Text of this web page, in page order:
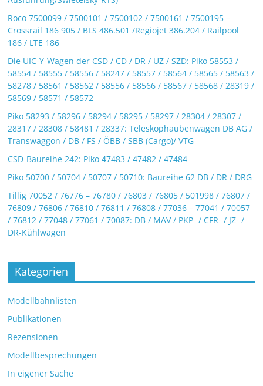
Roco 7500099 / 7500101 / 7500102 / 7500161 / 7500195 –
Crossrail 186 905 / BLS 486.501 /Regiojet 386.204 / Railpool
186 / LTE 186
Die UIC-Y-Wagen der CSD / CD / DR / UZ / SZD: Piko 58553 /
58554 / 58555 / 58556 / 58247 / 58557 / 58564 / 58565 / 58563 /
58278 / 58561 / 58562 / 58556 / 58566 / 58567 / 58568 / 28319 /
58569 / 58571 / 58572
Piko 58293 / 58296 / 58294 / 58295 / 58297 / 28304 / 28307 /
28317 / 28308 / 58481 / 28337: Teleskophaubenwagen DB AG /
Transwaggon / DB / FS / ÖBB / SBB (Cargo)/ VTG
CSD-Baureihe 242: Piko 47483 / 47482 / 47484
Piko 50700 / 50704 / 50707 / 50710: Baureihe 62 DB / DR / DRG
Tillig 70052 / 76776 – 76780 / 76803 / 76805 / 501998 / 76807 /
76809 / 76806 / 76810 / 76811 / 76808 / 77036 – 77041 / 70057
/ 76812 / 77048 / 77061 / 70087: DB / MAV / PKP- / CFR- / JZ- /
DR-Kühlwagen
Kategorien
Modellbahnlisten
Publikationen
Rezensionen
Modellbesprechungen
In eigener Sache